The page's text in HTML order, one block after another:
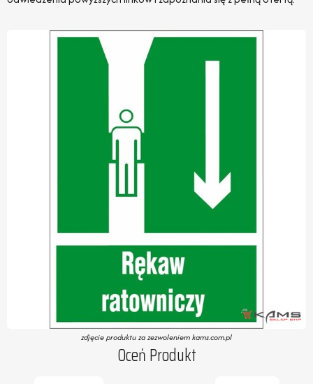
zdjęcie produktu za zezwoleniem kams.com.pl
Oceń Produkt